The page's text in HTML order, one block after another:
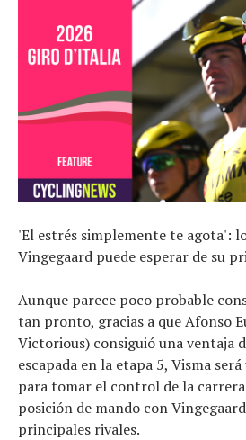
'El estrés simplemente te agota':
Vingegaard puede esperar de su
Aunque parece poco probable
tan pronto, gracias a que Afonso
Victorious) consiguió una ventaja
escapada en la etapa 5, Visma
para tomar el control de la
posición de mando con
principales rivales.